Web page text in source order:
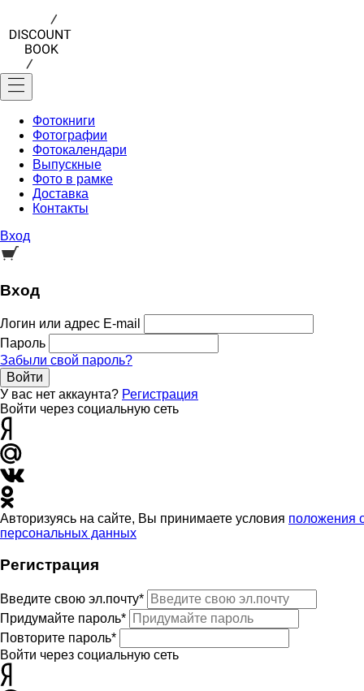
Фотокниги
Фотографии
Фотокалендари
Выпускные
Фото в рамке
Доставка
Контакты
Вход
Вход
Логин или адрес E-mail
Пароль
Забыли свой пароль?
Войти
У вас нет аккаунта? Регистрация
Войти через социальную сеть
Авторизуясь на сайте, Вы принимаете условия положения
персональных данных
Регистрация
Введите свою эл.почту*
Придумайте пароль*
Повторите пароль*
Войти через социальную сеть